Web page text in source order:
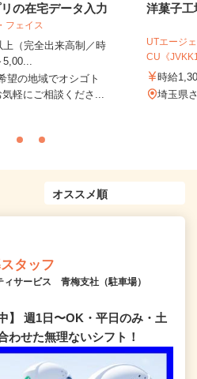
の在宅データ入力
フェイス
上（完全出来高制／時
望の地域でオシゴト
軽にご相談くださ...
洋菓子工
UTエージ
CU《
時給
埼玉県
タッフ
サービス 青梅支社（駐車場）
】 週1日〜OK・平日のみ・土
わせた無理ないシフト！